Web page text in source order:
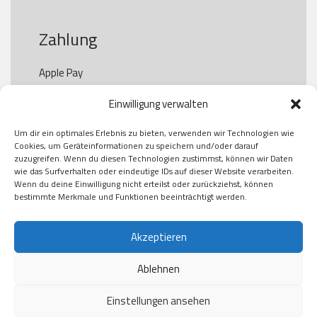
Einwilligung verwalten
Um dir ein optimales Erlebnis zu bieten, verwenden wir Technologien wie
Cookies, um Geräteinformationen zu speichern und/oder darauf
zuzugreifen. Wenn du diesen Technologien zustimmst, können wir Daten
wie das Surfverhalten oder eindeutige IDs auf dieser Website verarbeiten.
Wenn du deine Einwilligung nicht erteilst oder zurückziehst, können
bestimmte Merkmale und Funktionen beeinträchtigt werden.
Akzeptieren
Ablehnen
Einstellungen ansehen
Zahlung
Apple Pay
Paypal
Kauf auf Rechung
Klarna
American Express